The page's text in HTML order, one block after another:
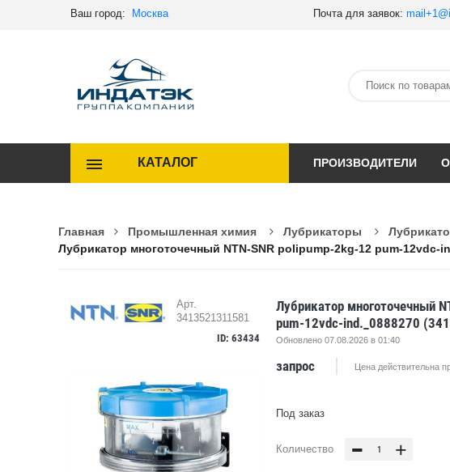
Ваш город: Москва Почта для заявок:
КАТАЛОГ ПРОИЗВОДИТЕЛИ
Главная Промышленная химия Лубрикаторы
Лубрикатор многоточечный NTN-SNR polipump-2kg-12 pum-12vdc-
Арт.
3413521311581
ID: 63434
Лубрикатор многоточечный
pum-12vdc-ind._0888270
Обновлено 07.08.2026 в 01:40
запрос Цена действительна
Под заказ
Количество - +